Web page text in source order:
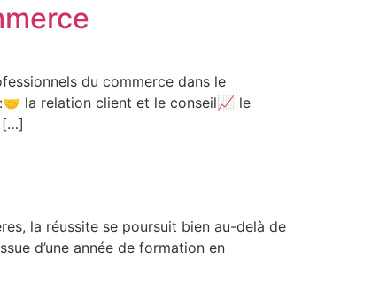
du commerce dans le
la relation client et le conseil📈 le
[…]
la réussite se poursuit bien au-delà de
d’une année de formation en